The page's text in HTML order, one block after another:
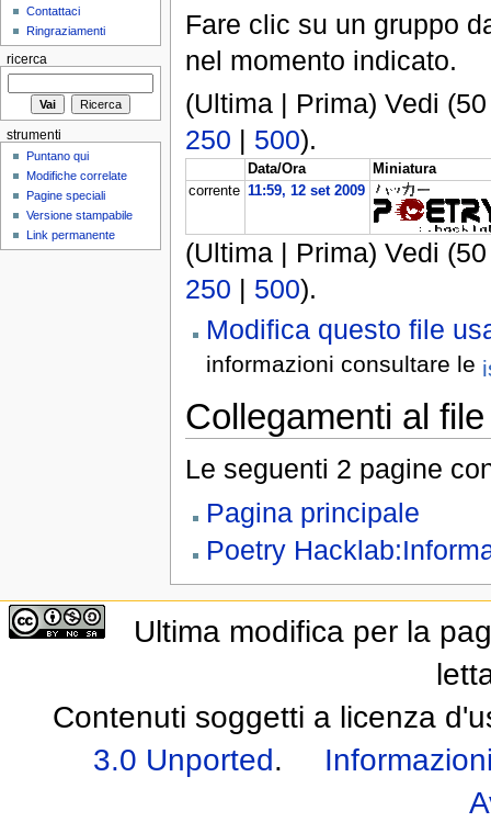
Fare clic su un gruppo
nel momento indicato.
(Ultima | Prima) Vedi
250 | 500).
Data/Ora
Miniatura
corrente 11:59, 12 set 2009
(Ultima | Prima) Vedi
250 | 500).
Modifica questo file
informazioni consultare le
Collegamenti al file
Le seguenti 2 pagine
Pagina principale
Poetry
Contattaci
Ringraziamenti
ricerca
strumenti
Puntano qui
Modifiche correlate
Pagine speciali
Versione stampabile
Link permanente
Ultima modifica per la
Contenuti soggetti a licenza
3.0 Unported.